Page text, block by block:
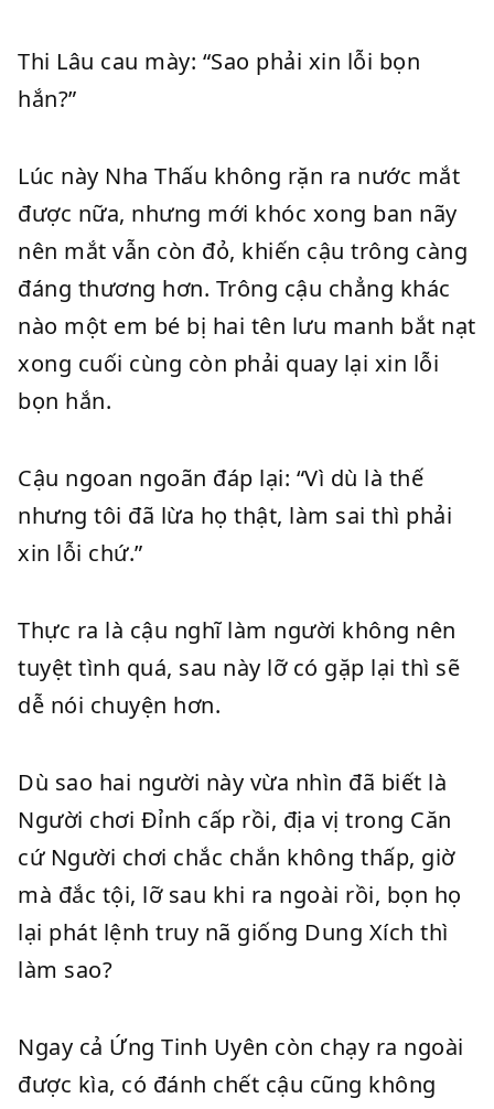
Thi Lâu cau mày: “Sao phải xin lỗi bọn
hắn?”
Lúc này Nha Thấu không rặn ra nước mắt
được nữa, nhưng mới khóc xong ban nãy
nên mắt vẫn còn đỏ, khiến cậu trông càng
đáng thương hơn. Trông cậu chẳng khác
nào một em bé bị hai tên lưu manh bắt nạt
xong cuối cùng còn phải quay lại xin lỗi
bọn hắn.
Cậu ngoan ngoãn đáp lại: “Vì dù là thế
nhưng tôi đã lừa họ thật, làm sai thì phải
xin lỗi chứ.”
Thực ra là cậu nghĩ làm người không nên
tuyệt tình quá, sau này lỡ có gặp lại thì sẽ
dễ nói chuyện hơn.
Dù sao hai người này vừa nhìn đã biết là
Người chơi Đỉnh cấp rồi, địa vị trong Căn
cứ Người chơi chắc chắn không thấp, giờ
mà đắc tội, lỡ sau khi ra ngoài rồi, bọn họ
lại phát lệnh truy nã giống Dung Xích thì
làm sao?
Ngay cả Ứng Tinh Uyên còn chạy ra ngoài
được kìa, có đánh chết cậu cũng không